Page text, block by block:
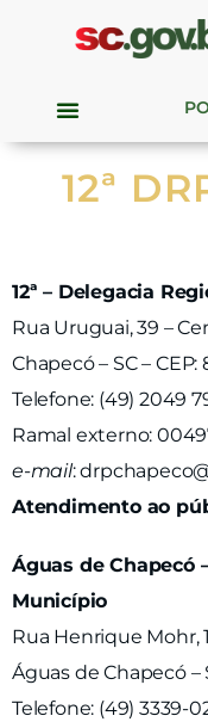
12ª
12ª – Delegacia
Rua Uruguai, 39 –
Chapecó – SC –
Telefone: (49) 2049
Ramal externo:
e-mail:
Atendimento ao
Águas de Chapecó
Município
Rua Henrique Mohr,
Águas de Chapecó –
Telefone: (49) 3339-